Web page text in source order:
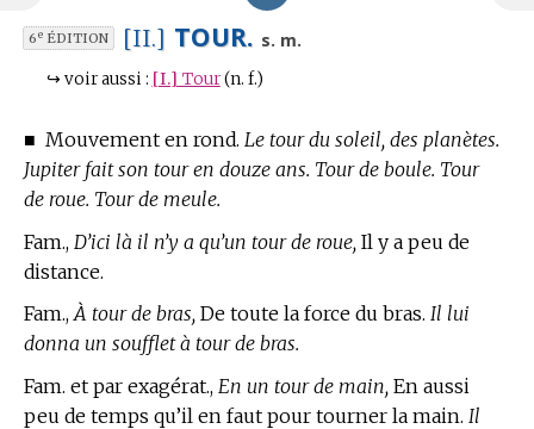
6eÉDITION [II.] TOUR. s. m.
↪ voir aussi : [I.] Tour (n. f.)
■ Mouvement en rond. Le tour du soleil, des planètes.
Jupiter fait son tour en douze ans. Tour de boule. Tour
de roue. Tour de meule.
Fam., D’ici là il n’y a qu’un tour de roue, Il y a peu de
distance.
Fam.,À tour de bras, De toute la force du bras. Il lui
donna un soufflet à tour de bras.
Fam. et par exagérat., En un tour de main, En aussi
peu de temps qu’il en faut pour tourner la main. Il